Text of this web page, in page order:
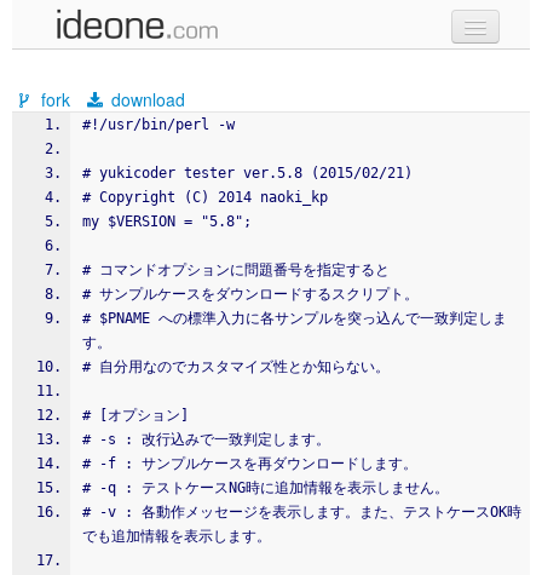
samples
recent codes
sign in
fork download
#!/usr/bin/perl -w
# yukicoder tester ver.5.8 (2015/02/21)
# Copyright (C) 2014 naoki_kp
my $VERSION = "5.8";
# コマンドオプションに問題番号を指定すると
# サンプルケースをダウンロードするスクリプト。
# $PNAME への標準入力に各サンプルを突っ込んで一致判定しま
す。
# 自分用なのでカスタマイズ性とか知らない。
# [オプション]
# -s : 改行込みで一致判定します。
# -f : サンプルケースを再ダウンロードします。
# -q : テストケースNG時に追加情報を表示しません。
# -v : 各動作メッセージを表示します。また、テストケースOK時
でも追加情報を表示します。